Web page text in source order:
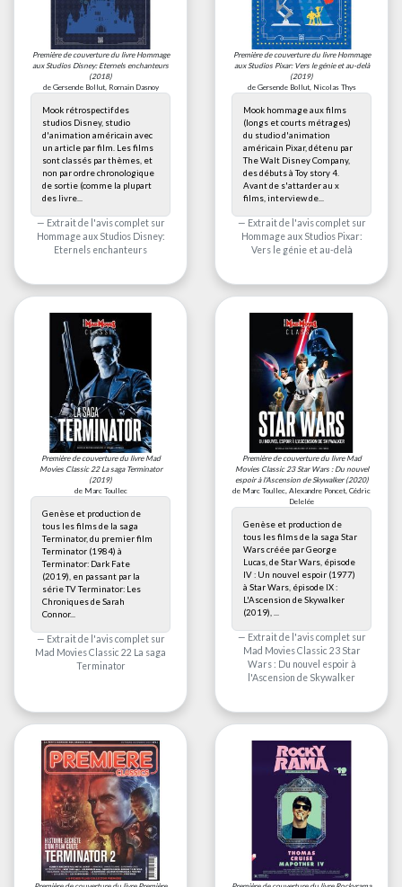
Première de couverture du livreHommage
aux Studios Disney: Eternels enchanteurs
(2018)
de Gersende Bollut, Romain Dasnoy
Mook rétrospectif des
studios Disney, studio
d'animation américain avec
un article par film. Les films
sont classés par thèmes, et
non par ordre chronologique
de sortie (comme la plupart
des livre...
Extrait de l'avis complet sur
Hommage aux Studios Disney:
Eternels enchanteurs
Première de couverture du livreHommage
aux Studios Pixar: Vers le génie et au-delà
(2019)
de Gersende Bollut, Nicolas Thys
Mook hommage aux films
(longs et courts métrages)
du studio d'animation
américain Pixar, détenu par
The Walt Disney Company,
des débuts à Toy story 4.
Avant de s'attarder au x
films, interview de...
Extrait de l'avis complet sur
Hommage aux Studios Pixar:
Vers le génie et au-delà
Première de couverture du livreMad
Movies Classic 22 La saga Terminator
(2019)
de Marc Toullec
Genèse et production de
tous les films de la saga
Terminator, du premier film
Terminator (1984) à
Terminator: Dark Fate
(2019), en passant par la
série TV Terminator: Les
Chroniques de Sarah
Connor...
Extrait de l'avis complet sur
Mad Movies Classic 22 La saga
Terminator
Première de couverture du livreMad
Movies Classic 23 Star Wars : Du nouvel
espoir à l'Ascension de Skywalker(2020)
de Marc Toullec, Alexandre Poncet, Cédric
Delelée
Genèse et production de
tous les films de la saga Star
Wars créée par George
Lucas, de Star Wars, épisode
IV : Un nouvel espoir (1977)
à Star Wars, épisode IX :
L'Ascension de Skywalker
(2019), ...
Extrait de l'avis complet sur
Mad Movies Classic 23 Star
Wars : Du nouvel espoir à
l'Ascension de Skywalker